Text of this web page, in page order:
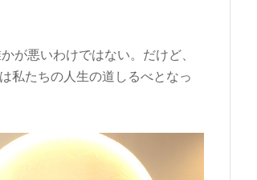
が悪いわけではない。だけど、
私たちの人生の道しるべとなっ